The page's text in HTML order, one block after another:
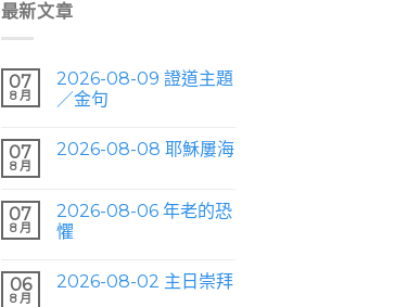
最新文章
07
8 月
2026-08-09 證道主題
／金句
07
8 月
2026-08-08 耶穌屢海
07
8 月
2026-08-06 年老的恐
懼
06
8 月
2026-08-02 主日崇拜